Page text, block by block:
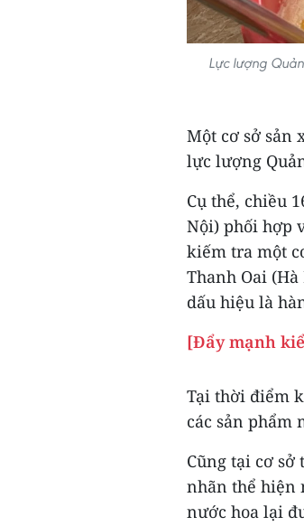
Lực lượng
Một cơ sở sản
lực lượng
Cụ thể, chiều
Nội) phối hợp
kiếm tra một
Thanh Oai
dấu hiệu là
[Đẩy mạnh
Tại thời điểm
các sản phẩm
Cũng tại cơ
nhãn thể hiện
nước hoa lại